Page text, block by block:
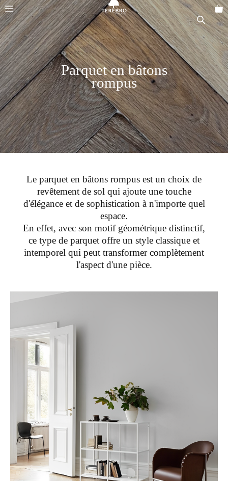
Aller
au
contenu
Parquet en bâtons
rompus
Menu
Le parquet en bâtons rompus est un choix de
revêtement de sol qui ajoute une touche
d'élégance et de sophistication à n'importe quel
espace.
En effet, avec son motif géométrique distinctif,
ce type de parquet offre un style classique et
intemporel qui peut transformer complètement
l'aspect d'une pièce.